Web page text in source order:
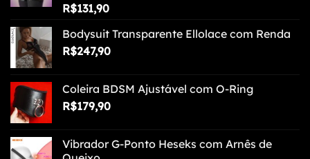
Avaliação
de 5
R$131,90
Bodysuit Transparente Ellolace com Renda
R$247,90
Coleira BDSM Ajustável com O-Ring
R$179,90
Vibrador G-Ponto Heseks com Arnês de